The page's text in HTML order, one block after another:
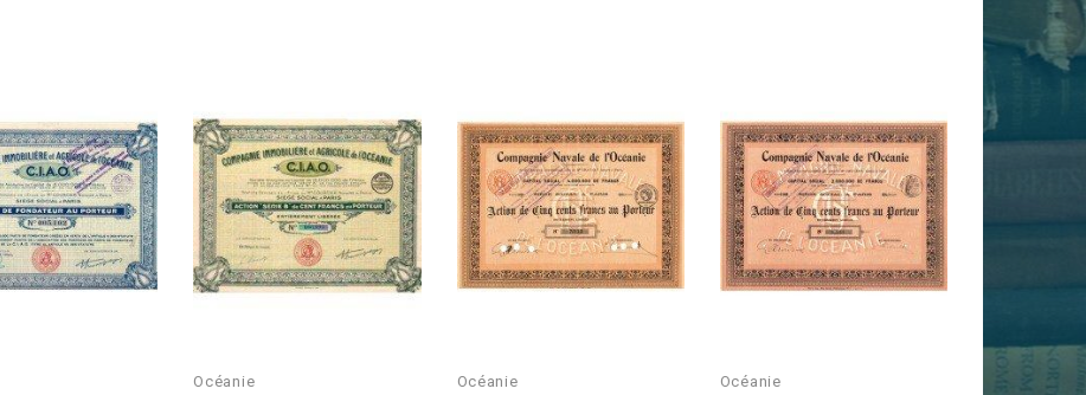
Océanie Océanie Océanie